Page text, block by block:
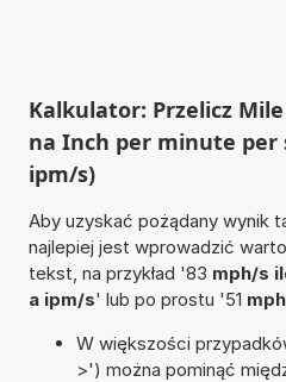
Kalkulator: Przelicz
na Inch per minute per
ipm/s)
Aby uzyskać pożądany wynik
najlepiej jest wprowadzić
tekst, na przykład '83 mph/s
a ipm/s' lub po prostu '51
W większości
>') można pominąć